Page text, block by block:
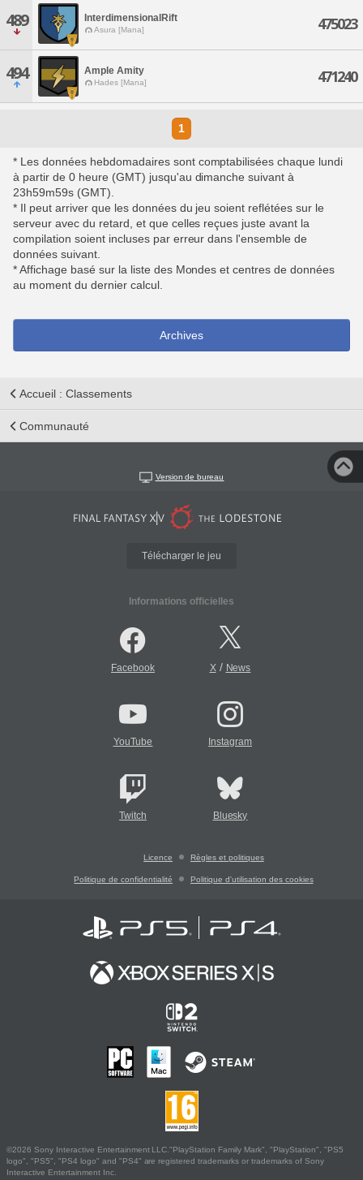
489 InterdimensionalRift
Asura [Mana] 475023
494 Ample Amity
Hades [Mana] 471240
1
* Les données hebdomadaires sont comptabilisées chaque lundi
à partir de 0 heure (GMT) jusqu'au dimanche suivant à
23h59m59s (GMT).
* Il peut arriver que les données du jeu soient reflétées sur le
serveur avec du retard, et que celles reçues juste avant la
compilation soient incluses par erreur dans l'ensemble de
données suivant.
* Affichage basé sur la liste des Mondes et centres de données
au moment du dernier calcul.
Archives
Accueil : Classements
Communauté
Version de bureau
Télécharger le jeu
Informations officielles
Facebook X/ News
YouTube Instagram
Twitch Bluesky
Licence Règles et politiques
Politique de confidentialité Politique d'utilisation des cookies
©2026 Sony Interactive Entertainment LLC."PlayStation Family Mark", "PlayStation", "PS5
logo", "PS5", "PS4 logo" and "PS4" are registered trademarks or trademarks of Sony
Interactive Entertainment Inc.